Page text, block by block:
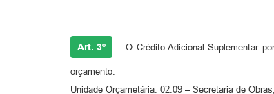
Art. 3º O Crédito Adicional Suplementar
orçamento:
Unidade Orçametária: 02.09 – Secretaria de